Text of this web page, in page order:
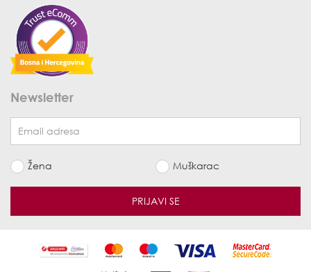
Newsletter
Žena Muškarac
PRIJAVI SE